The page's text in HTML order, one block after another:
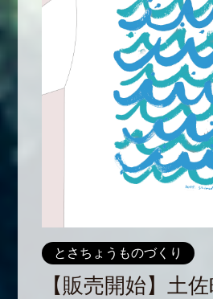
とさちょうものづくり
【販売開始】土